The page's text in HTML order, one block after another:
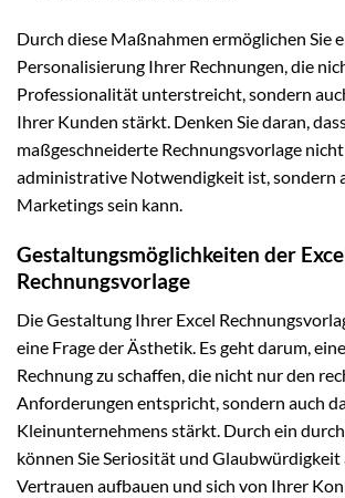
Durch diese Maßnahmen ermöglichen Sie
Personalisierung Ihrer Rechnungen, die
Professionalität unterstreicht, sondern
Ihrer Kunden stärkt. Denken Sie daran,
maßgeschneiderte Rechnungsvorlage
administrative Notwendigkeit ist, sondern
Marketings sein kann.
Gestaltungsmöglichkeiten der
Rechnungsvorlage
Die Gestaltung Ihrer Excel
eine Frage der Ästhetik. Es geht darum,
Rechnung zu schaffen, die nicht nur den
Anforderungen entspricht, sondern auch
Kleinunternehmens stärkt. Durch ein
können Sie Seriosität und Glaubwürdigkeit
Vertrauen aufbauen und sich von Ihrer